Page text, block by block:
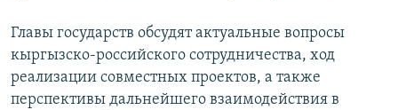
Главы государств обсудят актуальные вопросы
кыргызско-российского сотрудничества, ход
реализации совместных проектов, а также
перспективы дальнейшего взаимодействия в